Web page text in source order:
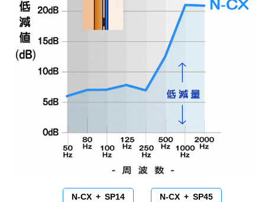
N-CX + SP14 N-CX + SP45